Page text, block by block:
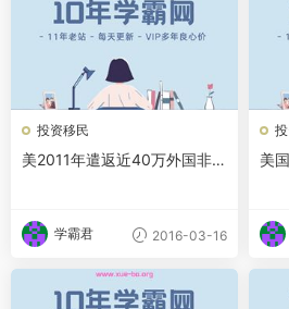
投资移民
美2011年遣返近40万外国非法
学霸君 2016-03-16
美